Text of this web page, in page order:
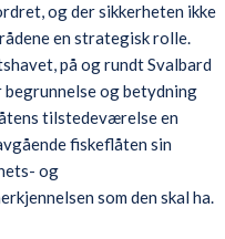
og der sikkerheten ikke
en strategisk rolle.
på og rundt Svalbard
begrunnelse og betydning
tilstedeværelse en
fiskeflåten sin
og
som den skal ha.